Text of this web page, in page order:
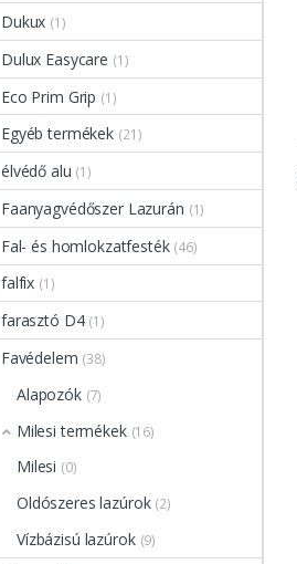
Dukux (1)
Dulux Easycare (1)
Eco Prim Grip (1)
Egyéb termékek (21)
élvédő alu (1)
Faanyagvédőszer Lazurán (1)
Fal- és homlokzatfesték (46)
falfix (1)
farasztó D4 (1)
Favédelem (38)
Alapozók (7)
Milesi termékek (16)
Milesi (0)
Oldószeres lazúrok (2)
Vízbázisú lazúrok (9)